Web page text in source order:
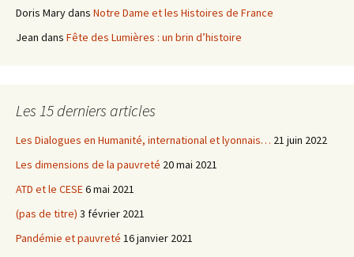
Doris Marydans Notre Dame et les Histoires de France
Jean dans Fête des Lumières : un brin d’histoire
Les 15 derniers articles
Les Dialogues en Humanité, international et lyonnais… 21 juin 2022
Les dimensions de la pauvreté 20 mai 2021
ATD et le CESE6 mai 2021
(pas de titre) 3 février 2021
Pandémie et pauvreté 16 janvier 2021